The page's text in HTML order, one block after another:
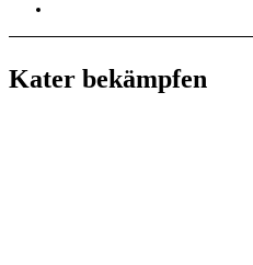
Kater bekämpfen